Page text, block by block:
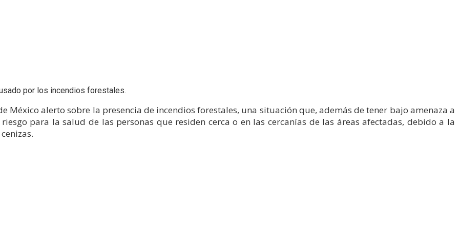
por los incendios forestales.
México alerto sobre la presencia de incendios forestales, una situación que, además de tener bajo amenaza a
para la salud de las personas que residen cerca o en las cercanías de las áreas afectadas, debido a la